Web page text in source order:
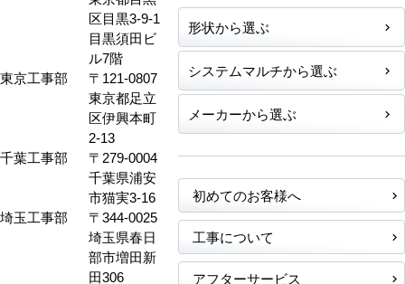
区目黒3-9-1
目黒須田ビ
ル7階
東京工事部
〒121-0807
東京都足立
区伊興本町
2-13
千葉工事部
〒279-0004
千葉県浦安
市猫実3-16
埼玉工事部
〒344-0025
埼玉県春日
部市増田新
田306
形状から選ぶ
システムマルチから選ぶ
メーカーから選ぶ
初めてのお客様へ
工事について
アフターサービス